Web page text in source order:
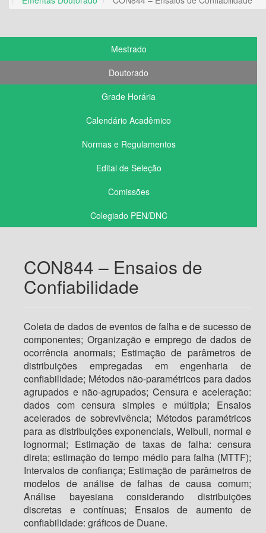
Mestrado
Doutorado
Grade Horária
Calendário Acadêmico
Normas e Regulamentos
Edital de Seleção
Comissões
Colegiado PEN/DNC
CON844 – Ensaios de
Confiabilidade
Coleta de dados de eventos de falha e de sucesso de
componentes; Organização e emprego de dados de
ocorrência anormais; Estimação de parâmetros de
distribuições empregadas em engenharia de
confiabilidade; Métodos não-paramétricos para dados
agrupados e não-agrupados; Censura e aceleração:
dados com censura simples e múltipla; Ensaios
acelerados de sobrevivência; Métodos paramétricos
para as distribuições exponenciais, Weibull, normal e
lognormal; Estimação de taxas de falha: censura
direta; estimação do tempo médio para falha (MTTF);
Intervalos de confiança; Estimação de parâmetros de
modelos de análise de falhas de causa comum;
Análise bayesiana considerando distribuições
discretas e contínuas; Ensaios de aumento de
confiabilidade: gráficos de Duane.